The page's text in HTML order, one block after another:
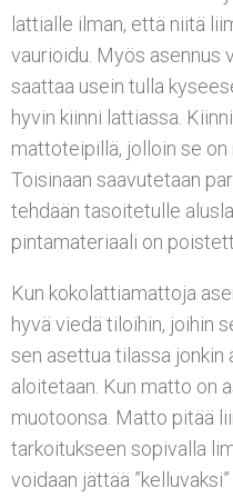
lattialle ilman, että niitä
vaurioidu. Myös asennus
saattaa usein tulla
hyvin kiinni lattiassa.
mattoteipillä, jolloin se on
Toisinaan saavutetaan
tehdään tasoitetulle
pintamateriaali on
Kun kokolattiamattoja
hyvä viedä tiloihin, joihin
sen asettua tilassa jonkin
aloitetaan. Kun matto on
muotoonsa. Matto pitää
tarkoitukseen sopivalla
voidaan jättää